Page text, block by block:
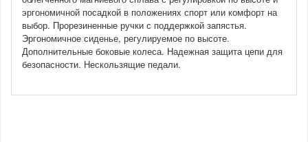
эргономичной посадкой в положениях спорт или комфорт на
выбор. Прорезиненные ручки с поддержкой запястья.
Эргономичное сиденье, регулируемое по высоте.
Дополнительные боковые колеса. Надежная защита цепи для
безопасности. Нескользящие педали.